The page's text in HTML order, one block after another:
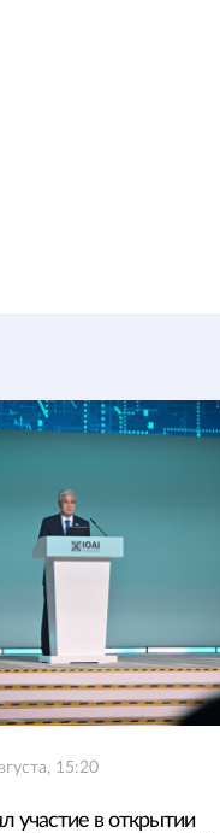
15:20
участие в открытии